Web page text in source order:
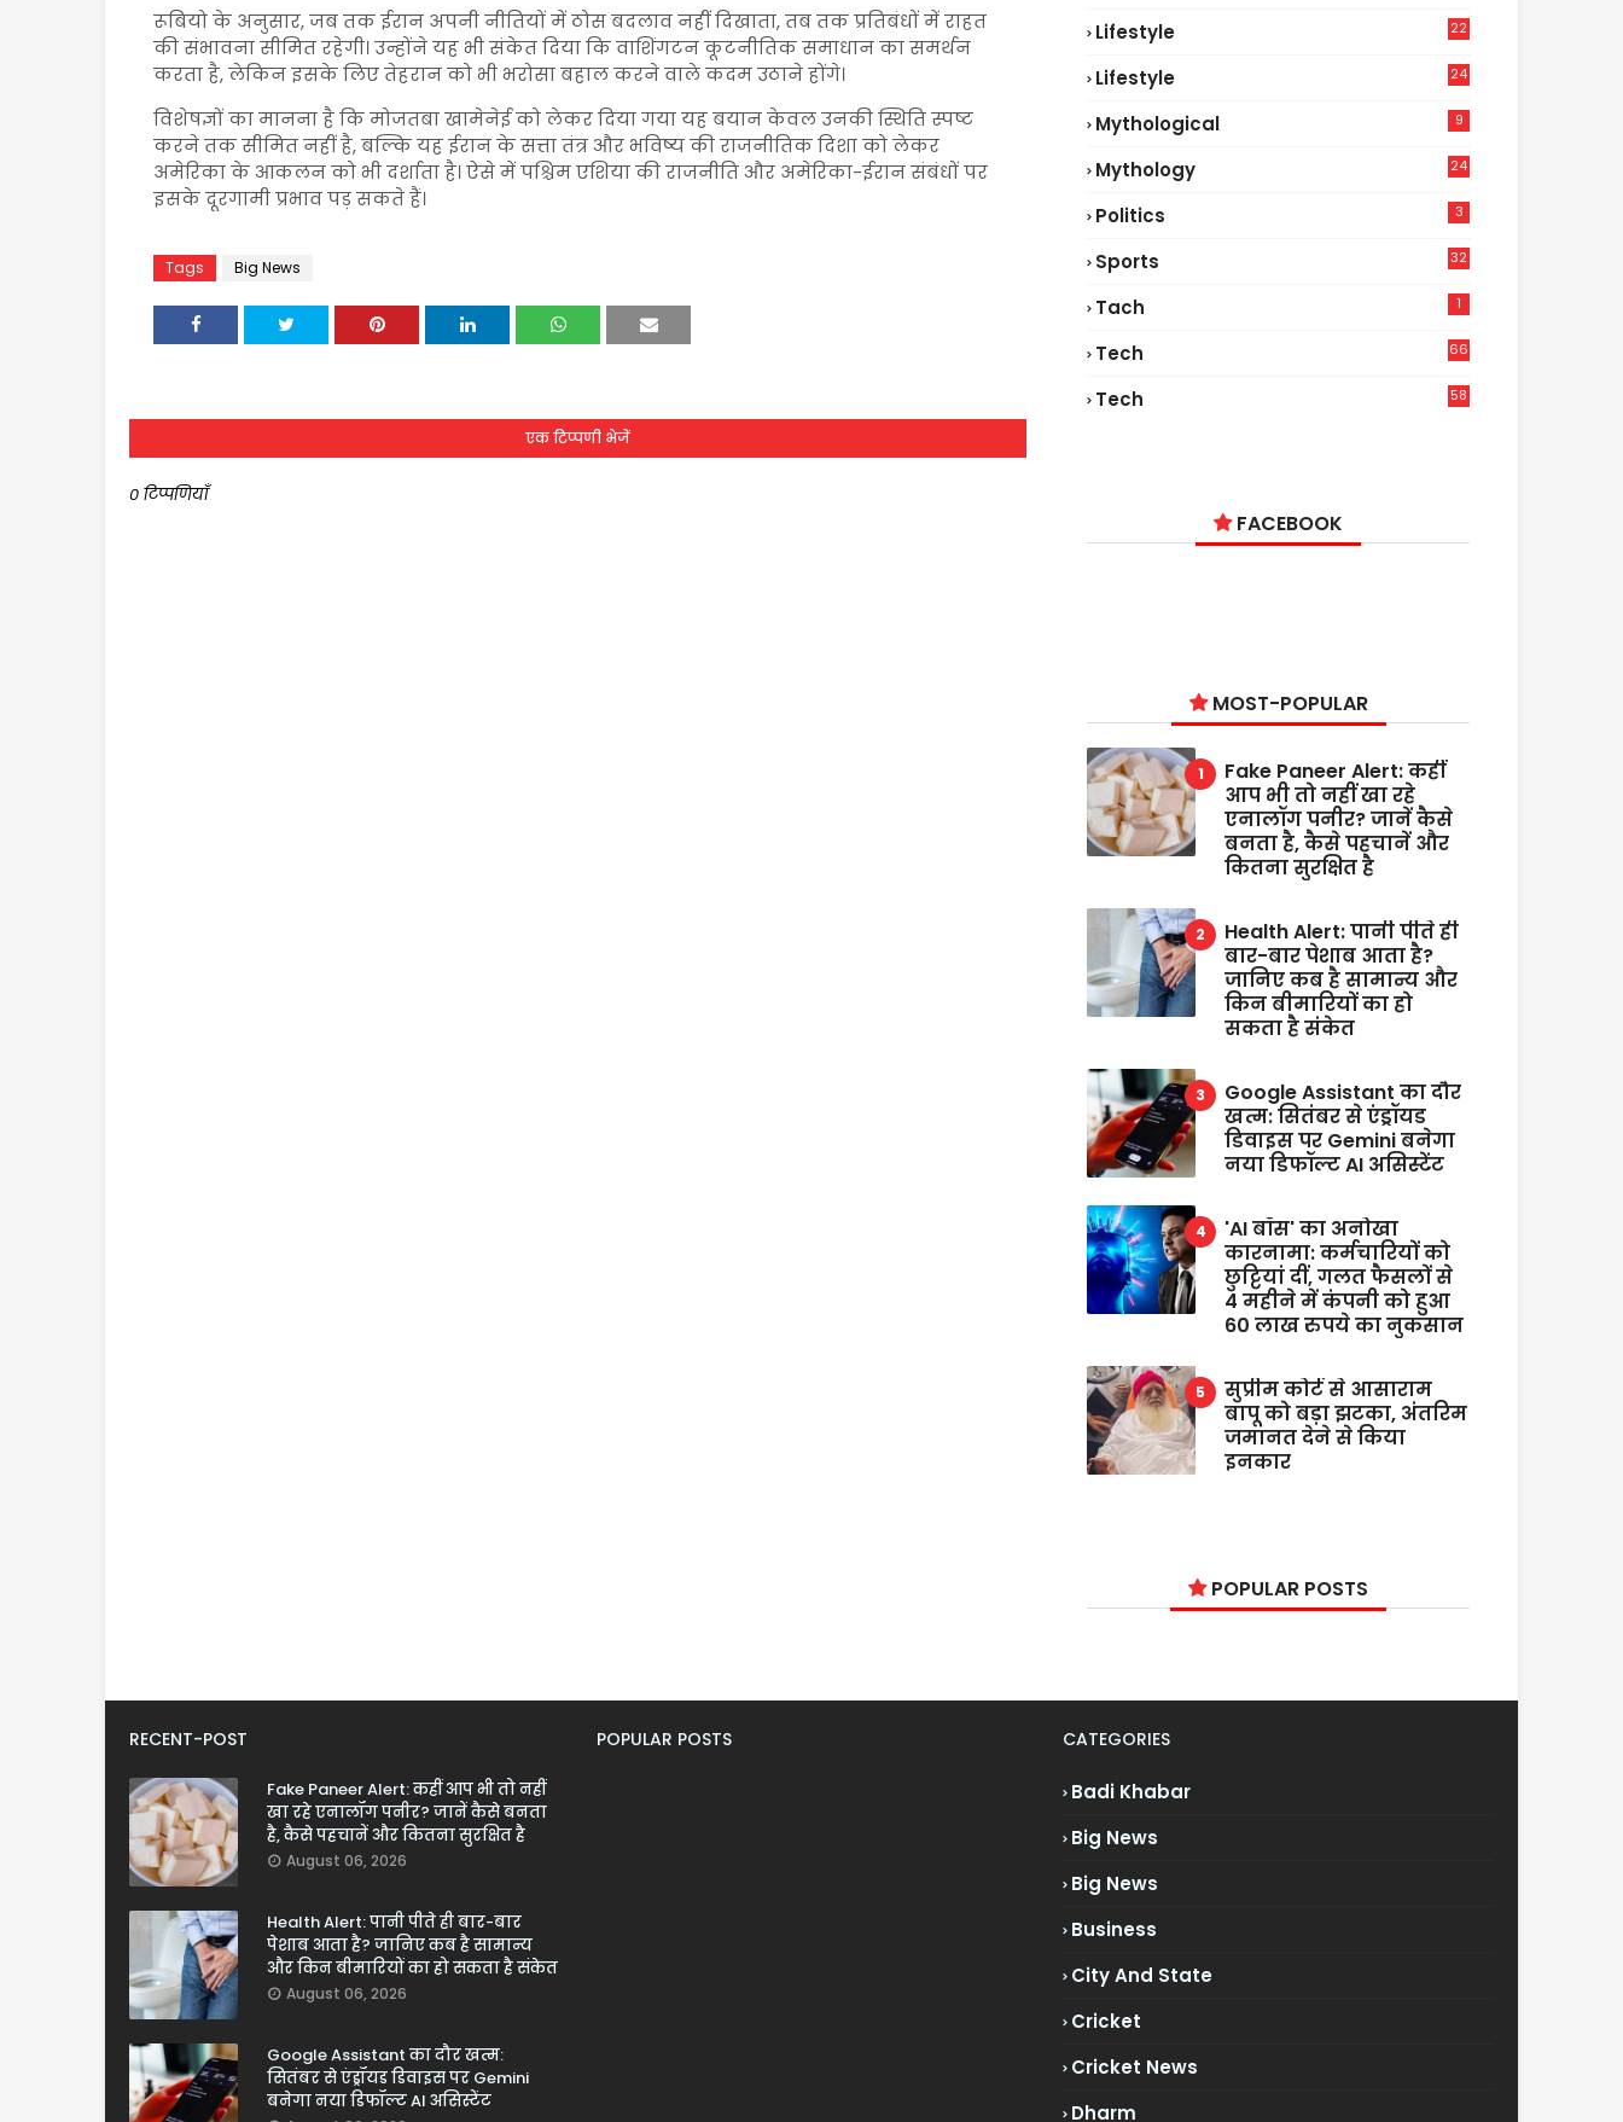
रूबियो के अनुसार, जब तक ईरान अपनी नीतियों में ठोस बदलाव नहीं दिखाता, तब तक प्रतिबंधों में राहत
की संभावना सीमित रहेगी। उन्होंने यह भी संकेत दिया कि वाशिंगटन कूटनीतिक समाधान का समर्थन
करता है, लेकिन इसके लिए तेहरान को भी भरोसा बहाल करने वाले कदम उठाने होंगे।
विशेषज्ञों का मानना है कि मोजतबा खामेनेई को लेकर दिया गया यह बयान केवल उनकी स्थिति स्पष्ट
करने तक सीमित नहीं है, बल्कि यह ईरान के सत्ता तंत्र और भविष्य की राजनीतिक दिशा को लेकर
अमेरिका के आकलन को भी दर्शाता है। ऐसे में पश्चिम एशिया की राजनीति और अमेरिका-ईरान संबंधों पर
इसके दूरगामी प्रभाव पड़ सकते हैं।
Tags Big News
एक टिप्पणी भेजें
0 टिप्पणियाँ
Lifestyle
22
Lifestyle
24
Mythological 9
Mythology 24
Politics 3
Sports 32
Tach 1
Tech
66
Tech
58
FACEBOOK
MOST-POPULAR
Fake Paneer Alert: कहीं
आप भी तो नहीं खा रहे
एनालॉग पनीर? जानें कैसे
बनता है, कैसे पहचानें और
कितना सुरक्षित है
Health Alert: पानी पीते ही
बार-बार पेशाब आता है?
जानिए कब है सामान्य और
किन बीमारियों का हो
सकता है संकेत
Google Assistant का दौर
खत्म: सितंबर से एंड्रॉयड
डिवाइस पर Gemini बनेगा
नया डिफॉल्ट AI असिस्टेंट
'AI बॉस' का अनोखा
कारनामा: कर्मचारियों को
छुट्टियां दीं, गलत फैसलों से
4 महीने में कंपनी को हुआ
60 लाख रुपये का नुकसान
सुप्रीम कोर्ट से आसाराम
बापू को बड़ा झटका, अंतरिम
जमानत देने से किया
इनकार
POPULAR POSTS
RECENT-POST
Fake Paneer Alert: कहीं आप भी तो नहीं
खा रहे एनालॉग पनीर? जानें कैसे बनता
है, कैसे पहचानें और कितना सुरक्षित है
August 06, 2026
Health Alert: पानी पीते ही बार-बार
पेशाब आता है? जानिए कब है सामान्य
और किन बीमारियों का हो सकता है संकेत
August 06, 2026
Google Assistant का दौर खत्म:
सितंबर से एंड्रॉयड डिवाइस पर Gemini
बनेगा नया डिफॉल्ट AI असिस्टेंट
POPULAR POSTS CATEGORIES
Badi Khabar
Big News
Big News
Business
City And State
Cricket
Cricket News
Dharm